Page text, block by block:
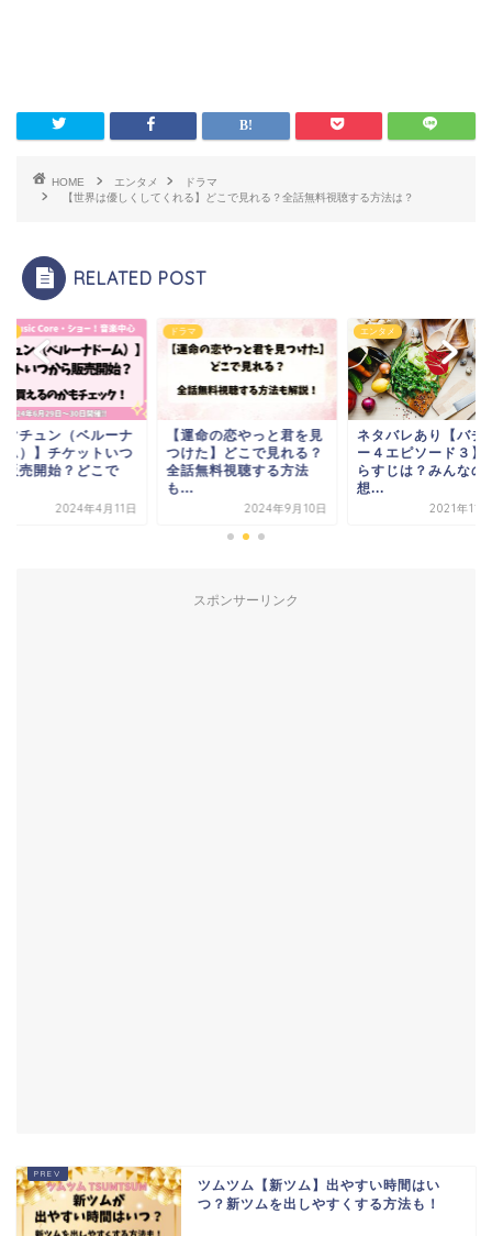
HOME エンタメ
ドラマ
【世界は優しくしてくれる】どこで見れる？全話無料視聴する方法は？
RELATED POST
マチュン（ベルーナ
ム）】チケットいつ
販売開始？どこで
2024年4月11日
ドラマ
【運命の恋やっと君を見
つけた】どこで見れる？
全話無料視聴する方法
も...
2024年9月10日
エンタメ
ネタバレあり【バチ
ー４エピソード３】
らすじは？みんなの
想...
2021年11
スポンサーリンク
ツムツム【新ツム】出やすい時間はい
つ？新ツムを出しやすくする方法も！